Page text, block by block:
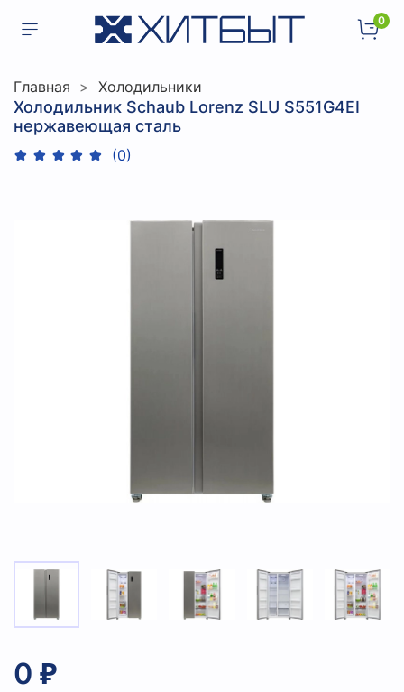
0
Главная Холодильники
Холодильник Schaub Lorenz SLU S551G4EI
нержавеющая сталь
(0)
0 ₽